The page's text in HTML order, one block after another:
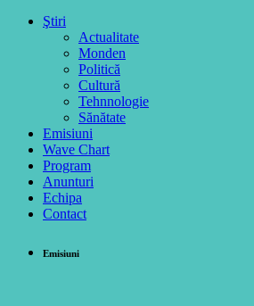
Ştiri
Actualitate
Monden
Politică
Cultură
Tehnnologie
Sănătate
Emisiuni
Wave Chart
Program
Anunturi
Echipa
Contact
Emisiuni